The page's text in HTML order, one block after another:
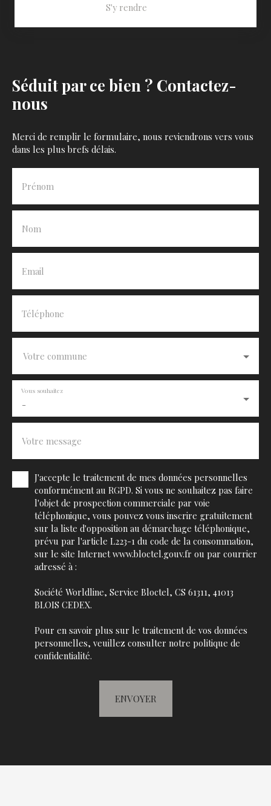
S'y rendre
Séduit par ce bien ? Contactez-
nous
Merci de remplir le formulaire, nous reviendrons vers vous
dans les plus brefs délais.
Prénom
Nom
Email
Téléphone
Votre commune
-
Vous souhaitez
Votre message
J'accepte le traitement de mes données personnelles
conformément au RGPD. Si vous ne souhaitez pas faire
l'objet de prospection commerciale par voie
téléphonique, vous pouvez vous inscrire gratuitement
sur la liste d'opposition au démarchage téléphonique,
prévu par l'article L223-1 du code de la consommation,
sur le site Internet www.bloctel.gouv.fr ou par courrier
adressé à :
Société Worldline, Service Bloctel, CS 61311, 41013
BLOIS CEDEX.
Pour en savoir plus sur le traitement de vos données
personnelles, veuillez consulter notre politique de
confidentialité.
ENVOYER